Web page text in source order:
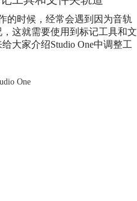
的时候，经常会遇到因为音轨
这就需要使用到标记工具和文
大家介绍Studio One中调整工
One